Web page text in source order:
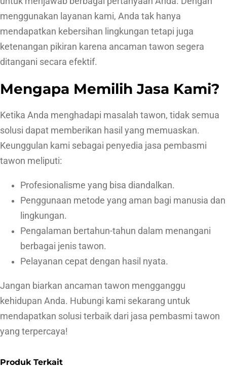
menggunakan layanan kami, Anda tak hanya
mendapatkan kebersihan lingkungan tetapi juga
ketenangan pikiran karena ancaman tawon segera
ditangani secara efektif.
Mengapa Memilih Jasa Kami?
Ketika Anda menghadapi masalah tawon, tidak semua
solusi dapat memberikan hasil yang memuaskan.
Keunggulan kami sebagai penyedia jasa pembasmi
tawon meliputi:
Profesionalisme yang bisa diandalkan.
Penggunaan metode yang aman bagi manusia dan
lingkungan.
Pengalaman bertahun-tahun dalam menangani
berbagai jenis tawon.
Pelayanan cepat dengan hasil nyata.
Jangan biarkan ancaman tawon mengganggu
kehidupan Anda. Hubungi kami sekarang untuk
mendapatkan solusi terbaik dari jasa pembasmi tawon
yang terpercaya!
Produk Terkait